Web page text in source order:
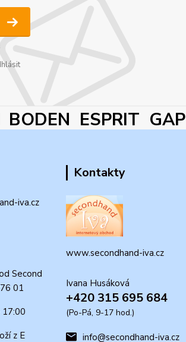
ESPRIT GAP
iva.cz
Second
01
z E
Kontakty
www.secondhand-iva.cz
Ivana Husáková
+420 315 695 684
(Po-Pá, 9-17 hod.)
info@secondhand-iva.cz